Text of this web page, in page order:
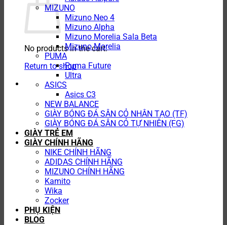
No products in the cart.
Return to shop
MIZUNO
Mizuno Neo 4
Mizuno Alpha
Mizuno Morelia Sala Beta
Mizuno Morelia
PUMA
Puma Future
Ultra
ASICS
Asics C3
NEW BALANCE
GIÀY BÓNG ĐÁ SÂN CỎ NHÂN TẠO (TF)
GIÀY BÓNG ĐÁ SÂN CỎ TỰ NHIÊN (FG)
GIÀY TRẺ EM
GIÀY CHÍNH HÃNG
NIKE CHÍNH HÃNG
ADIDAS CHÍNH HÃNG
MIZUNO CHÍNH HÃNG
Kamito
Wika
Zocker
PHỤ KIỆN
BLOG